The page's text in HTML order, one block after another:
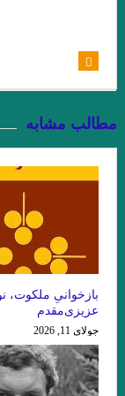
پریا .
خالق نوساز
چشم بندها .
مطالب مشابه
بازخوانیِ ملکوت،
عزیزی‌مقدم
جولای 11, 2026